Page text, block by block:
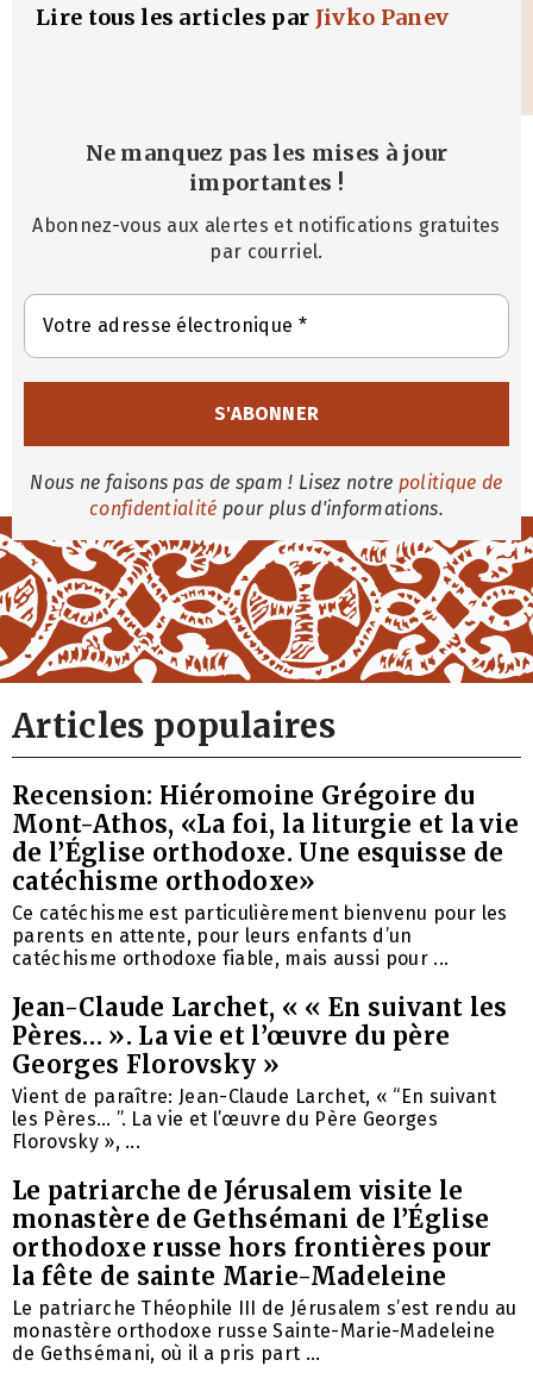
Lire tous les articles par Jivko Panev
Ne manquez pas les mises à jour
importantes !
Abonnez-vous aux alertes et notifications gratuites
par courriel.
Nous ne faisons pas de spam ! Lisez notre politique de
confidentialité pour plus d'informations.
Articles populaires
Recension: Hiéromoine Grégoire du
Mont-Athos, «La foi, la liturgie et la vie
de l’Église orthodoxe. Une esquisse de
catéchisme orthodoxe»
Ce catéchisme est particulièrement bienvenu pour les
parents en attente, pour leurs enfants d’un
catéchisme orthodoxe fiable, mais aussi pour ...
Jean-Claude Larchet, « « En suivant les
Pères… ». La vie et l’œuvre du père
Georges Florovsky »
Vient de paraître: Jean-Claude Larchet, « “En suivant
les Pères… ”. La vie et l’œuvre du Père Georges
Florovsky », ...
Le patriarche de Jérusalem visite le
monastère de Gethsémani de l’Église
orthodoxe russe hors frontières pour
la fête de sainte Marie-Madeleine
Le patriarche Théophile III de Jérusalem s’est rendu au
monastère orthodoxe russe Sainte-Marie-Madeleine
de Gethsémani, où il a pris part ...